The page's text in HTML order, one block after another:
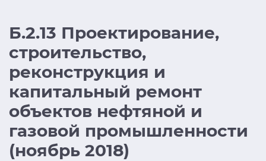
Б.2.13 Проектирование,
строительство,
реконструкция и
капитальный ремонт
объектов нефтяной и
газовой промышленности
(ноябрь 2018)